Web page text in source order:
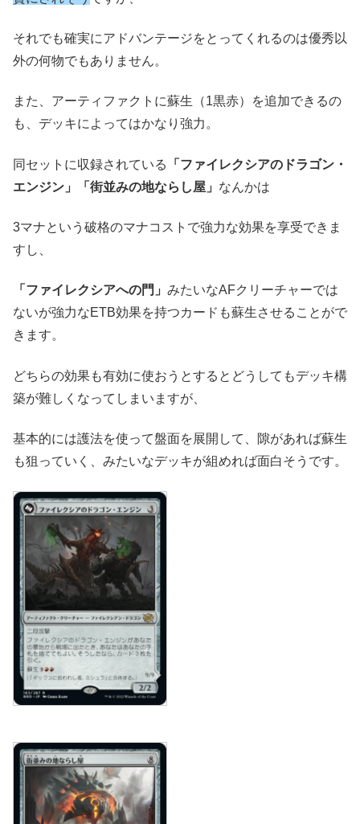
それでも確実にアドバンテージをとってくれるのは優秀以
外の何物でもありません。
また、アーティファクトに蘇生（1黒赤）を追加できるの
も、デッキによってはかなり強力。
同セットに収録されている
「ファイレクシアのドラゴン・
エンジン」「街並みの地ならし屋」 なんかは
3マナという破格のマナコストで強力な効果を享受できま
すし、
「ファイレクシアへの門」 みたいなAFクリーチャーでは
ないが強力なETB効果を持つカードも蘇生させることがで
きます。
どちらの効果も有効に使おうとするとどうしてもデッキ構
築が難しくなってしまいますが、
基本的には護法を使って盤面を展開して、隙があれば蘇生
も狙っていく、みたいなデッキが組めれば面白そうです。